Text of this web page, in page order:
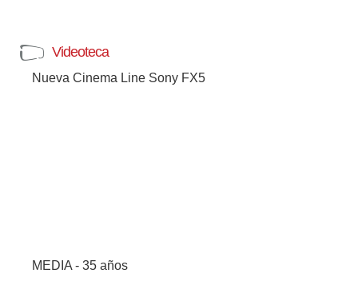
Videoteca
Nueva Cinema Line Sony FX5
MEDIA - 35 años